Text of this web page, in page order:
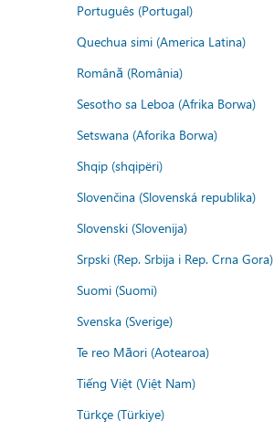
Português (Portugal)
Quechua simi (America Latina)
Română (România)
Sesotho sa Leboa (Afrika Borwa)
Setswana (Aforika Borwa)
Shqip (shqipëri)
Slovenčina (Slovenská republika)
Slovenski (Slovenija)
Srpski (Rep. Srbija i Rep. Crna Gora)
Suomi (Suomi)
Svenska (Sverige)
Te reo Māori (Aotearoa)
Tiếng Việt (Việt Nam)
Türkçe (Türkiye)